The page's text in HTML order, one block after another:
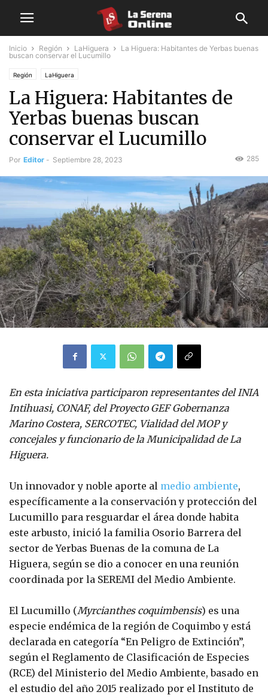
Inicio Región LaHiguera
La Higuera: Habitantes de Yerbas buenas
buscan conservar el Lucumillo
Región LaHiguera
La Higuera: Habitantes de
Yerbas buenas buscan
conservar el Lucumillo
Por Editor - Septiembre 28, 2023 285
En esta iniciativa participaron representantes del INIA
Intihuasi, CONAF, del Proyecto GEF Gobernanza
Marino Costera, SERCOTEC, Vialidad del MOP y
concejales y funcionario de la Municipalidad de La
Higuera.
Un innovador y noble aporte al medio ambiente,
específicamente a la conservación y protección del
Lucumillo para resguardar el área donde habita
este arbusto, inició la familia Osorio Barrera del
sector de Yerbas Buenas de la comuna de La
Higuera, según se dio a conocer en una reunión
coordinada por la SEREMI del Medio Ambiente.
El Lucumillo (Myrcianthes coquimbensis) es una
especie endémica de la región de Coquimbo y está
declarada en categoría “En Peligro de Extinción”,
según el Reglamento de Clasificación de Especies
(RCE) del Ministerio del Medio Ambiente, basado en
el estudio del año 2015 realizado por el Instituto de